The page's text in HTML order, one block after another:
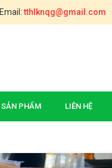
Email:tthlknqg@gmail.com
SẢN PHẨM LIÊN HỆ